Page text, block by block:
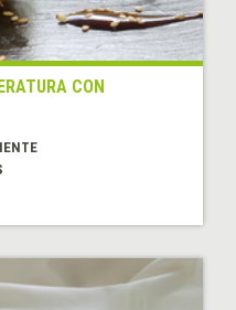
CON